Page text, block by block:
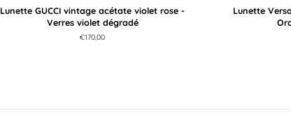
Lunette GUCCI vintage acétate violet rose -
Verres violet dégradé
Prix
€170,00
Lunette